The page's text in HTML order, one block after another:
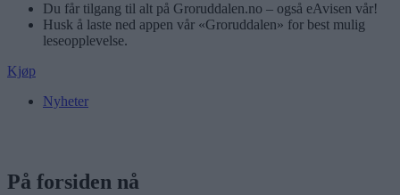
Du får tilgang til alt på Groruddalen.no – også eAvisen vår!
Husk å laste ned appen vår «Groruddalen» for best mulig
leseopplevelse.
Kjøp
Nyheter
På forsiden nå